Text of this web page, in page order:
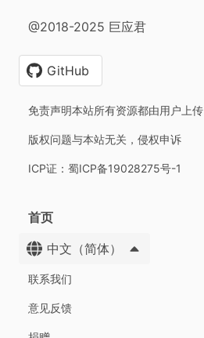
@2018-2025 巨应君
GitHub
免责声明本站所有资源都由用户上传
版权问题与本站无关，侵权申诉
ICP证：蜀ICP备19028275号-1
首页
中文（简体）
联系我们
意见反馈